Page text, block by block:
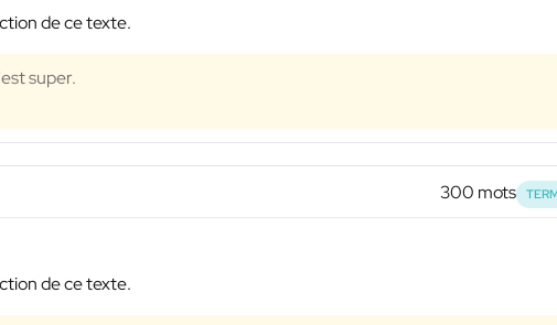
de ce texte.
super.
300 mots
de ce texte.